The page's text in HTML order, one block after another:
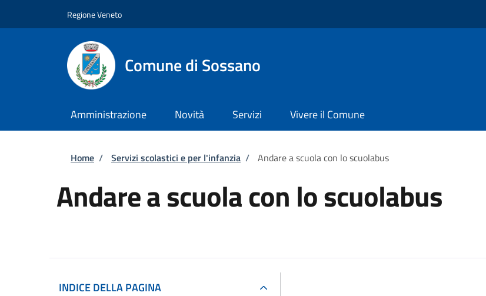
Regione Veneto
Comune di Sossano
Amministrazione Novità Servizi Vivere il Comune
Briciole di pane
Home / Servizi scolastici e per l'infanzia / Andare a scuola con lo scuolabus
Andare a scuola con lo scuolabus
INDICE DELLA PAGINA